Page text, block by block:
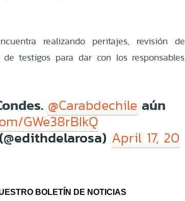
realizando peritajes, revisión de
testigos para dar con los responsables
@Carabdechile aún
GWe38rBIkQ
April 17, 20
BOLETÍN DE NOTICIAS